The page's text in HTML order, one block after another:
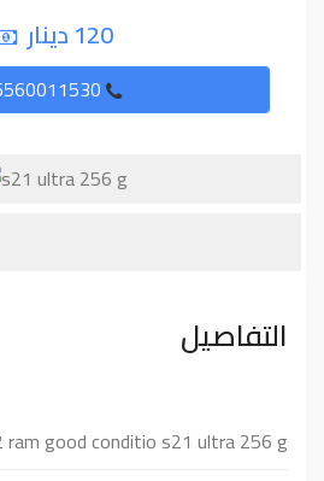
120 دينار
التفاصيل
good conditio s21 ultra 256 g